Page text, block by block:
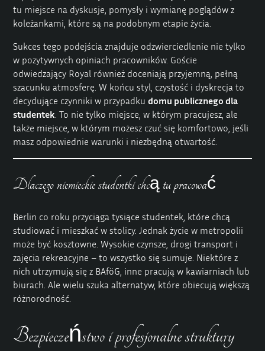
tu miejsce na dyskusje, pomysły i wymianę poglądów z
koleżankami, które są na podobnym etapie życia.
Sukces tego podejścia znajduje odzwierciedlenie nie tylko
w pozytywnych opiniach pracowników. Goście
odwiedzający Royal również doceniają przyjemną, pełną
szacunku atmosferę. W końcu styl, czystość i dyskrecja to
decydujące czynniki w przypadkudomu publicznego dla
studentek . To nie tylko miejsce, w którym pracujesz, ale
także miejsce, w którym możesz czuć się komfortowo, jeśli
masz odpowiednie warunki i niezbędną otwartość.
Dlaczego niemieckie studentki chcą tu pracować
Berlin co roku przyciąga tysiące studentek, które chcą
studiować i mieszkać w stolicy. Jednak życie w metropolii
może być kosztowne. Wysokie czynsze, drogi transport i
zajęcia rekreacyjne – to wszystko się sumuje. Niektóre z
nich utrzymują się z BAföG, inne pracują w kawiarniach lub
biurach. Ale wielu szuka alternatyw, które obiecują większą
różnorodność.
Bezpieczeństwo i profesjonalne struktury